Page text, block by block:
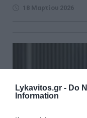
Lykavitos.gr - Do
Information
18 Μαρτίου 2026